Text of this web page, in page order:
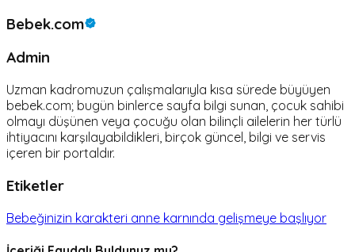
Bebek.com
Admin
Uzman kadromuzun çalışmalarıyla kısa sürede büyüyen
bebek.com; bugün binlerce sayfa bilgi sunan, çocuk sahibi
olmayı düşünen veya çocuğu olan bilinçli ailelerin her türlü
ihtiyacını karşılayabildikleri, birçok güncel, bilgi ve servis
içeren bir portaldır.
Etiketler
Bebeğinizin karakteri anne karnında gelişmeye başlıyor